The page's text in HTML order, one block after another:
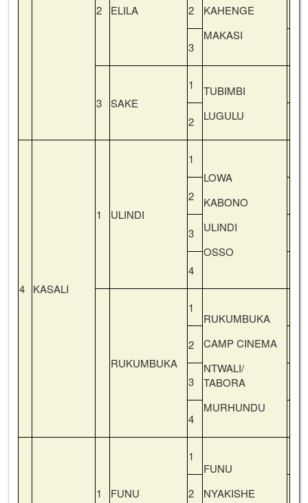
2 ELILA
KAHENGE
MAKASI
2
3
3 SAKE
1
TUBIMBI
LUGULU
2
4 KASALI
1 ULINDI
1
LOWA
KABONO
ULINDI
OSSO
2
3
4
RUKUMBUKA
1
RUKUMBUKA
CAMP CINEMA
NTWALI/
TABORA
MURHUNDU
2
3
4
1 FUNU
1
FUNU
NYAKISHE
2